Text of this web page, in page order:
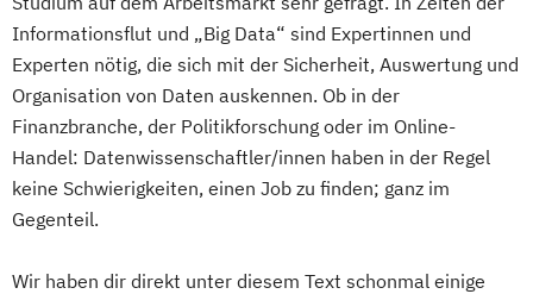
Informationsflut und „Big Data“ sind Expertinnen und
Experten nötig, die sich mit der Sicherheit, Auswertung und
Organisation von Daten auskennen. Ob in der
Finanzbranche, der Politikforschung oder im Online-
Handel: Datenwissenschaftler/innen haben in der Regel
keine Schwierigkeiten, einen Job zu finden; ganz im
Gegenteil.
Wir haben dir direkt unter diesem Text schonmal einige